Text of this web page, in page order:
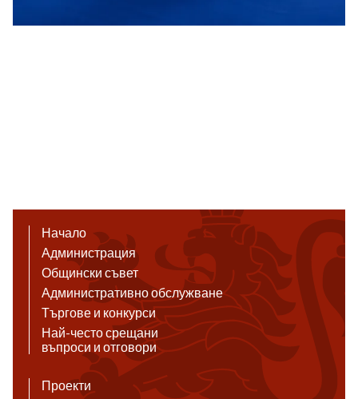
Начало
Администрация
Общински съвет
Административно обслужване
Търгове и конкурси
Най-често срещани
въпроси и отговори
Проекти